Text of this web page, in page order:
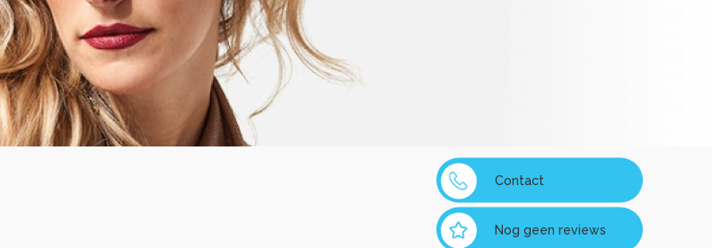
Contact
Nog geen reviews